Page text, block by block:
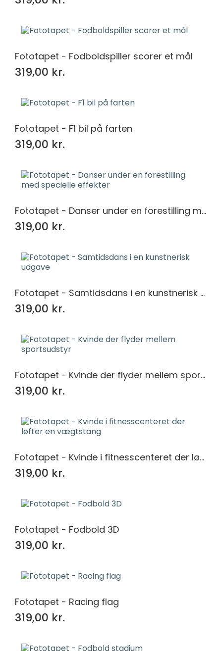
Fototapet - Fodboldspiller scorer et mål
319,00 kr.
Fototapet - F1 bil på farten
319,00 kr.
Fototapet - Danser under en forestilling med specielle effekter
319,00 kr.
Fototapet - Samtidsdans i en kunstnerisk udgave
319,00 kr.
Fototapet - Kvinde der flyder mellem sportsudstyr
319,00 kr.
Fototapet - Kvinde i fitnesscenteret der løfter en vægtstang
319,00 kr.
Fototapet - Fodbold 3D
319,00 kr.
Fototapet - Racing flag
319,00 kr.